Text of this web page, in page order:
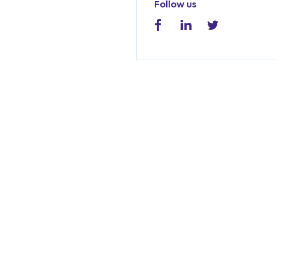
Follow us